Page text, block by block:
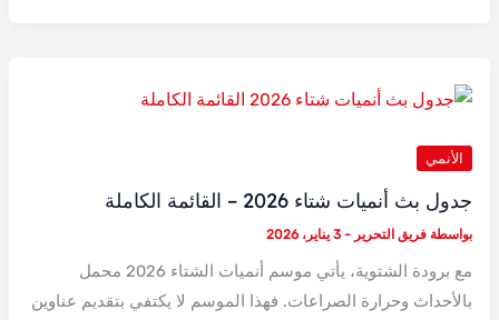
يناير)
الأنمي
جدول بث أنميات شتاء 2026 – القائمة الكاملة
بواسطة فريق التحرير - 3 يناير، 2026
مع برودة الشتوية، يأتي موسم أنميات الشتاء 2026 محمل
بالأحداث وحرارة الصراعات. فهذا الموسم لا يكتفي بتقديم عناوين